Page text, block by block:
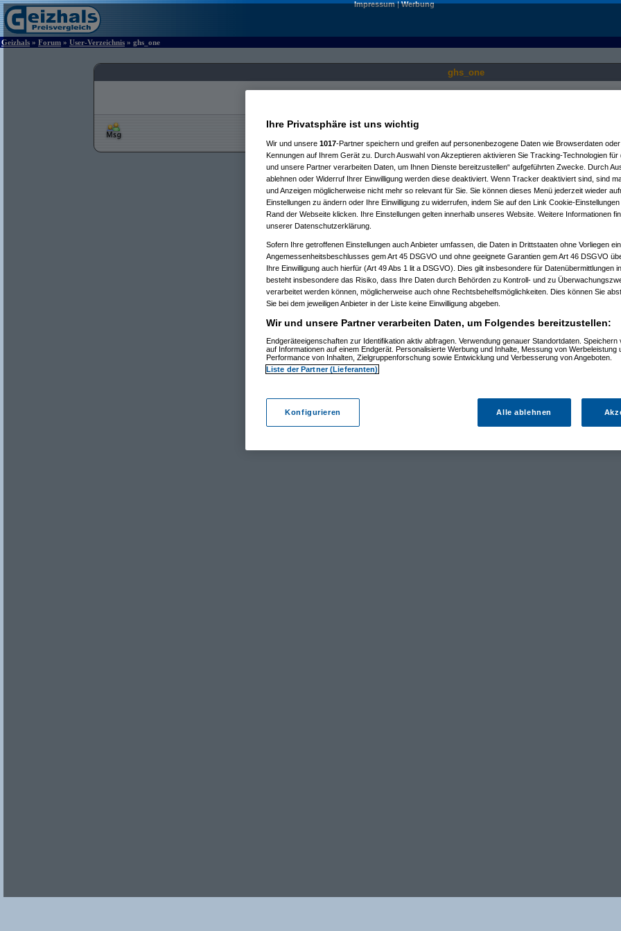
Impressum|Werbung
Geizhals » Forum » User-Verzeichnis » ghs_one
ghs_one
Ihre Privatsphäre ist uns wichtig
Wir und unsere 1017-Partner speichern und greifen auf personenbezogene Daten wie Browserdaten
Kennungen auf Ihrem Gerät zu. Durch Auswahl von Akzeptieren aktivieren Sie Tracking-Technologien für
und unsere Partner verarbeiten Daten, um Ihnen Dienste bereitzustellen“ aufgeführten Zwecke. Durch
ablehnen oder Widerruf Ihrer Einwilligung werden diese deaktiviert. Wenn Tracker deaktiviert sind, sind
und Anzeigen möglicherweise nicht mehr so relevant für Sie. Sie können dieses Menü jederzeit wieder
Einstellungen zu ändern oder Ihre Einwilligung zu widerrufen, indem Sie auf den Link Cookie-
Rand der Webseite klicken. Ihre Einstellungen gelten innerhalb unseres Website. Weitere Informationen
unserer Datenschutzerklärung.
Sofern Ihre getroffenen Einstellungen auch Anbieter umfassen, die Daten in Drittstaaten ohne Vorliegen
Angemessenheitsbeschlusses gem Art 45 DSGVO und ohne geeignete Garantien gem Art 46 DSGVO
Ihre Einwilligung auch hierfür (Art 49 Abs 1 lit a DSGVO). Dies gilt insbesondere für Datenübermittlungen
besteht insbesondere das Risiko, dass Ihre Daten durch Behörden zu Kontroll- und zu
verarbeitet werden können, möglicherweise auch ohne Rechtsbehelfsmöglichkeiten. Dies können Sie
Sie bei dem jeweiligen Anbieter in der Liste keine Einwilligung abgeben.
Wir und unsere Partner verarbeiten Daten, um Folgendes bereitzustellen:
Endgeräteeigenschaften zur Identifikation aktiv abfragen. Verwendung genauer Standortdaten. Speichern
auf Informationen auf einem Endgerät. Personalisierte Werbung und Inhalte, Messung von Werbeleistung
Performance von Inhalten, Zielgruppenforschung sowie Entwicklung und Verbesserung von Angeboten.
Liste der Partner (Lieferanten)
Konfigurieren Alle ablehnen